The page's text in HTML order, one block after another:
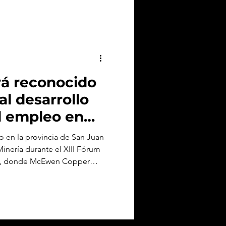
reconocido
desarrollo
empleo en
la provincia de San Juan
durante el XIII Fórum
donde McEwen Copper